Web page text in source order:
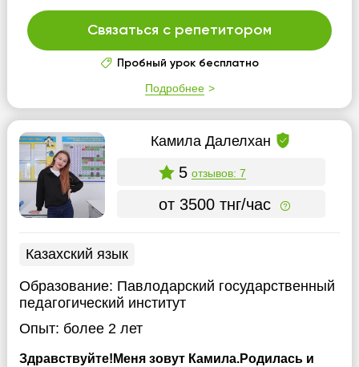
Связаться с репетитором
Пробный урок бесплатно
Подробнее
Камила Далелхан
5 отзывов: 7
от 3500 тнг/час
Казахский язык
Образование: Павлодарский государственный
педагогический институт
Опыт: более 2 лет
Здравствуйте!Меня зовут Камила.Родилась и